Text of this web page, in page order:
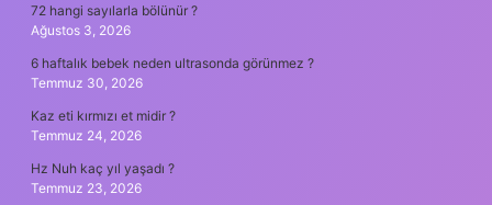
72 hangi sayılarla bölünür ?
Ağustos 3, 2026
6 haftalık bebek neden ultrasonda görünmez ?
Temmuz 30, 2026
Kaz eti kırmızı et midir ?
Temmuz 24, 2026
Hz Nuh kaç yıl yaşadı ?
Temmuz 23, 2026